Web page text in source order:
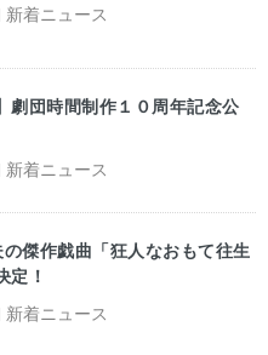
新着ニュース
新着ニュース
劇団時間制作１０周年記念公
新着ニュース
傑作戯曲「狂人なおもて往生
定！